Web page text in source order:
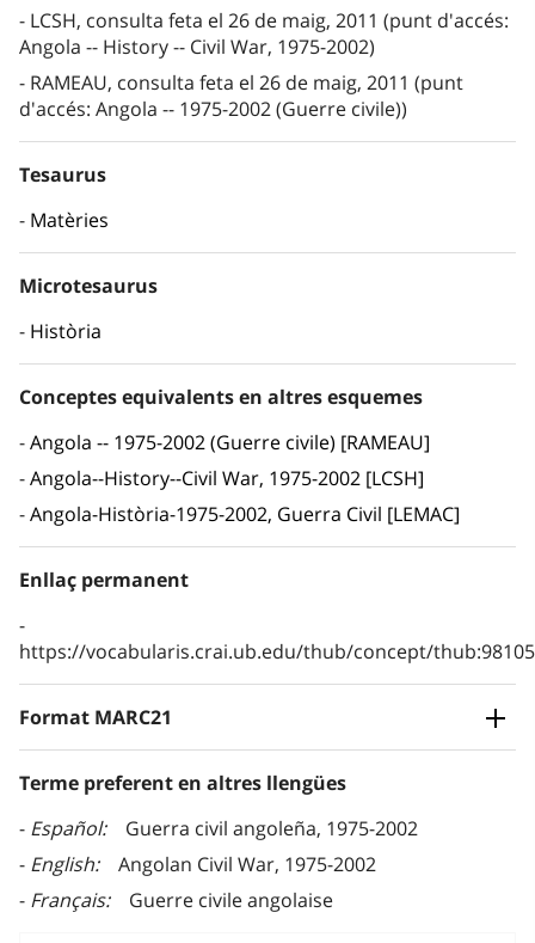
LCSH, consulta feta el 26 de maig, 2011 (punt d'accés:
Angola -- History -- Civil War, 1975-2002)
RAMEAU, consulta feta el 26 de maig, 2011 (punt
d'accés: Angola -- 1975-2002 (Guerre civile))
Tesaurus
Matèries
Microtesaurus
Història
Conceptes equivalents en altres esquemes
Angola -- 1975-2002 (Guerre civile) [RAMEAU]
Angola--History--Civil War, 1975-2002 [LCSH]
Angola-Història-1975-2002, Guerra Civil [LEMAC]
Enllaç permanent
https://vocabularis.crai.ub.edu/thub/concept/
Format MARC21
Terme preferent en altres llengües
Español
Guerra civil angoleña, 1975-2002
English
Angolan Civil War, 1975-2002
Français
Guerre civile angolaise